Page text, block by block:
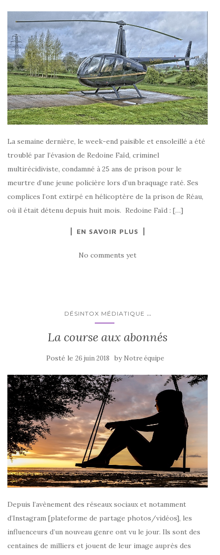
La semaine dernière, le week-end paisible et ensoleillé a été
troublé par l’évasion de Redoine Faïd, criminel
multirécidiviste, condamné à 25 ans de prison pour le
meurtre d’une jeune policière lors d’un braquage raté. Ses
complices l’ont extirpé en hélicoptère de la prison de Réau,
où il était détenu depuis huit mois. Redoine Faïd : […]
EN SAVOIR PLUS
No comments yet
DÉSINTOX MÉDIATIQUE ...
La course aux abonnés
Posté le 26 juin 2018 by Notre équipe
Depuis l’avènement des réseaux sociaux et notamment
d’Instagram [plateforme de partage photos/vidéos], les
influenceurs d’un nouveau genre ont vu le jour. Ils sont des
centaines de milliers et jouent de leur image auprès des